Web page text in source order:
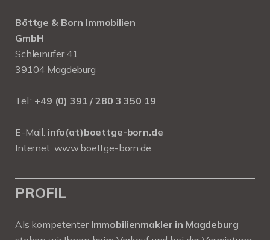
Böttge & Born Immobilien
GmbH
Schleinufer 41
39104 Magdeburg
Tel.: +49 (0) 391 / 280 3 350 19
E-Mail: info(at)boettge-born.de
Internet: www.boettge-born.de
PROFIL
Als kompetenter Immobilienmakler in Magdeburg